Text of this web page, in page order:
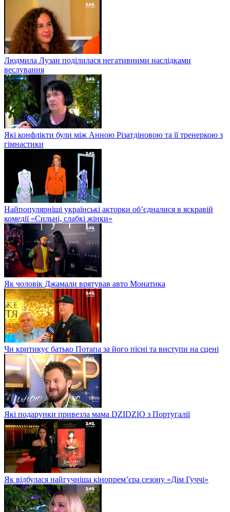
Людмила Лузан поділилася негативними наслідками
веслування
Які конфлікти були між Анною Різатдіновою та її тренеркою з
гімнастики
Найпопулярніші українські акторки об’єдналися в яскравій
комедії «Сильні, слабкі жінки»
Як чоловік Джамали врятував авто Монатика
Чи критикує батько Потапа за його пісні та виступи на сцені
Які подарунки привезла мама DZIDZIO з Португалії
Як відбулася найгучніша кінопрем’єра сезону «Дім Гуччі»